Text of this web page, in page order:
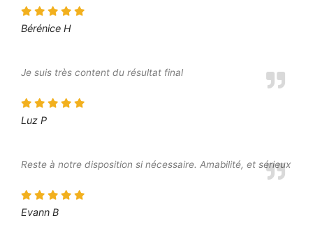
Bérénice H
Je suis très content du résultat final
Luz P
Reste à notre disposition si nécessaire. Amabilité, et sérieux
Evann B